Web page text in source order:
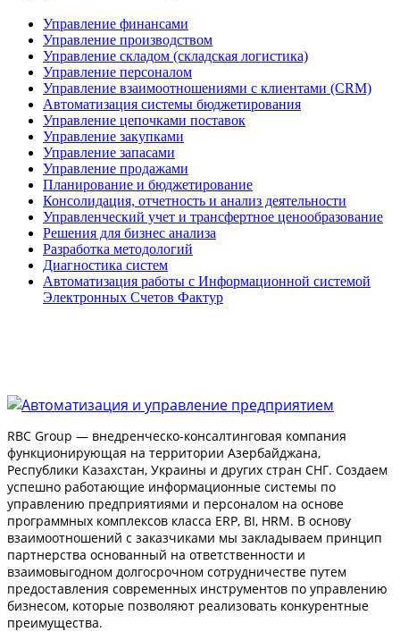
Управление финансами
Управление производством
Управление складом (складская логистика)
Управление персоналом
Управление взаимоотношениями с клиентами (СRM)
Автоматизация системы бюджетирования
Управление цепочками поставок
Управление закупками
Управление запасами
Управление продажами
Планирование и бюджетирование
Консолидация, отчетность и анализ деятельности
Управленческий учет и трансфертное ценообразование
Решения для бизнес анализа
Разработка методологий
Диагностика систем
Автоматизация работы с Информационной системой
Электронных Счетов Фактур
RBC Group — внедренческо-консалтинговая компания
функционирующая на территории Азербайджана,
Республики Казахстан, Украины и других стран СНГ. Создаем
успешно работающие информационные системы по
управлению предприятиями и персоналом на основе
программных комплексов класса ERP, BI, HRM. В основу
взаимоотношений с заказчиками мы закладываем принцип
партнерства основанный на ответственности и
взаимовыгодном долгосрочном сотрудничестве путем
предоставления современных инструментов по управлению
бизнесом, которые позволяют реализовать конкурентные
преимущества.